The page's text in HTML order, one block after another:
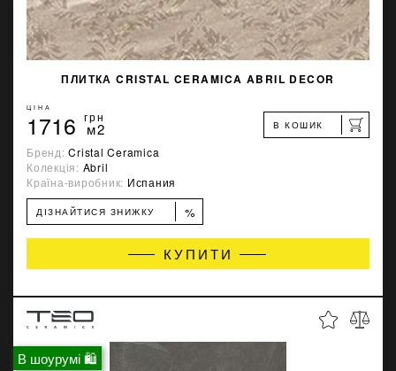
ПЛИТКА CRISTAL CERAMICA ABRIL DECOR
ЦІНА
1716 грн
м2 В КОШИК
Бренд:Cristal Ceramica
Колекція: Abril
Країна-виробник: Испания
ДІЗНАЙТИСЯ ЗНИЖКУ %
КУПИТИ
В шоурумі 🛍